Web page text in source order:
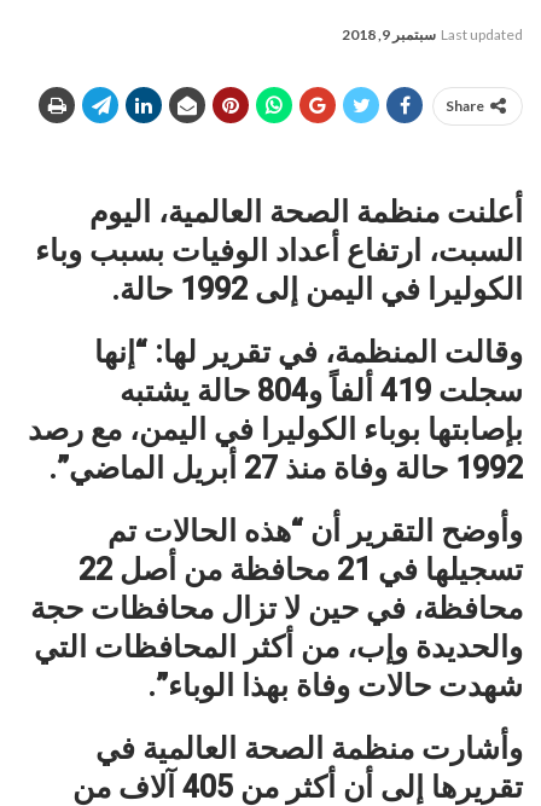
Last updated سبتمبر 9, 2018
Share
أعلنت منظمة الصحة العالمية، اليوم
السبت، ارتفاع أعداد الوفيات بسبب وباء
الكوليرا في اليمن إلى 1992 حالة.
وقالت المنظمة، في تقرير لها: “إنها
سجلت 419 ألفاً و804 حالة يشتبه
بإصابتها بوباء الكوليرا في اليمن، مع رصد
1992 حالة وفاة منذ 27 أبريل الماضي”.
وأوضح التقرير أن “هذه الحالات تم
تسجيلها في 21 محافظة من أصل 22
محافظة، في حين لا تزال محافظات حجة
والحديدة وإب، من أكثر المحافظات التي
شهدت حالات وفاة بهذا الوباء”.
وأشارت منظمة الصحة العالمية في
تقريرها إلى أن أكثر من 405 آلاف من